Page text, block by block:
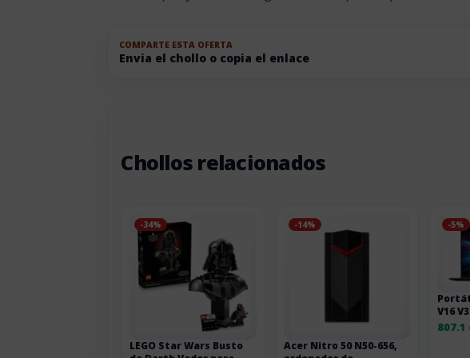
COMPARTE ESTA OFERTA
Envia el chollo o copia el enlace
Chollos relacionados
-34%
LEGO Star Wars Busto
-14%
Acer Nitro 50 N50-656,
-5%
V16